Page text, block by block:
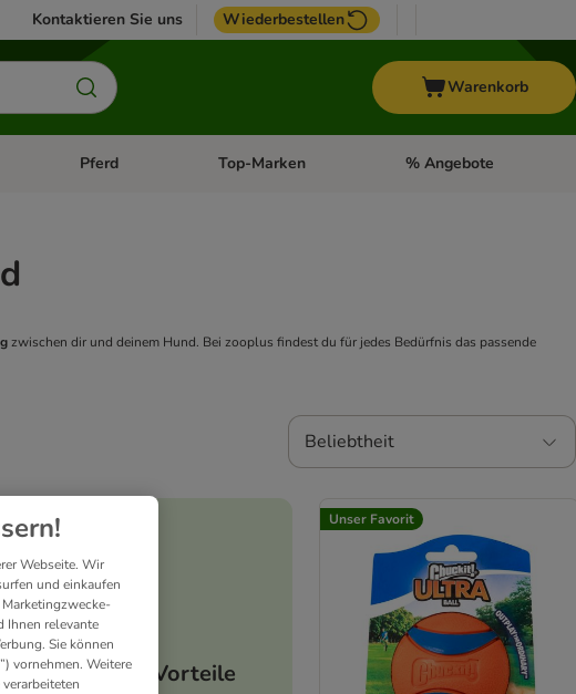
Kontaktieren Sie uns Wiederbestellen
Warenkorb
öffnen: Fisch
Kategorie-Menü öffnen: Vogel
Pferd Kategorie-Menü öffnen: Pferd
Top-Marken Kategorie-Menü öffnen:
% Angebote
zwischen dir und deinem Hund. Bei zooplus findest du für jedes Bedürfnis das passende
Beliebtheit
Deine Vorteile
Unser Favorit
Webseite. Wir
und einkaufen
Ihnen relevante
Sie können
vornehmen. Weitere